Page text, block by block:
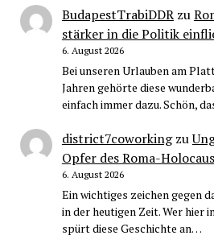
BudapestTrabiDDRzu
stärker in die Politik
6. August 2026
Bei unseren Urlauben am
Jahren gehörte diese
einfach immer dazu. Schön,
district7coworkingzu
Opfer des Roma-
6. August 2026
Ein wichtiges zeichen gegen
in der heutigen Zeit. Wer hier
spürt diese Geschichte an…